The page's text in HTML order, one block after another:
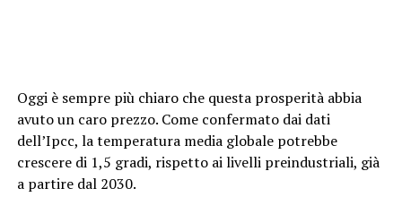
Oggi è sempre più chiaro che questa prosperità abbia
avuto un caro prezzo. Come confermato dai dati
dell’Ipcc, la temperatura media globale potrebbe
crescere di 1,5 gradi, rispetto ai livelli preindustriali, già
a partire dal 2030.